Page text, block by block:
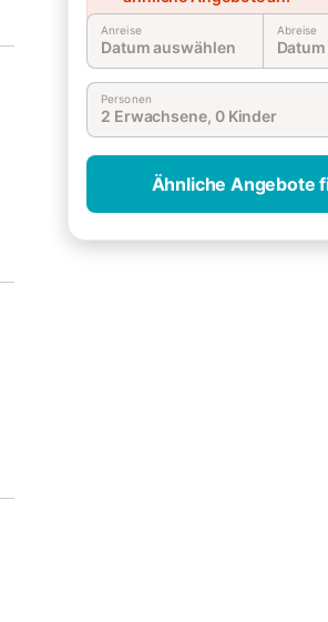
Anreise
Datum auswählen
Abreise
Personen
2 Erwachsene, 0 Kinder
Ähnliche Angebote